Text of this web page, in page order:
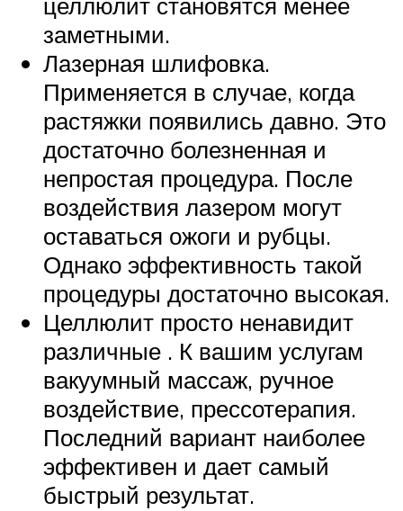
заметными.
Лазерная шлифовка.
Применяется в случае, когда
растяжки появились давно. Это
достаточно болезненная и
непростая процедура. После
воздействия лазером могут
оставаться ожоги и рубцы.
Однако эффективность такой
процедуры достаточно высокая.
Целлюлит просто ненавидит
различные . К вашим услугам
вакуумный массаж, ручное
воздействие, прессотерапия.
Последний вариант наиболее
эффективен и дает самый
быстрый результат.